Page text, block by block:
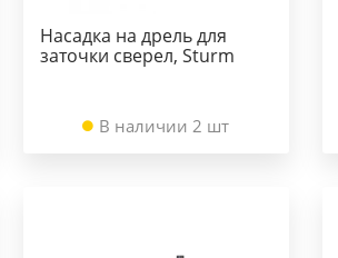
Насадка на дрель для
заточки сверел, Sturm
В наличии 2 шт